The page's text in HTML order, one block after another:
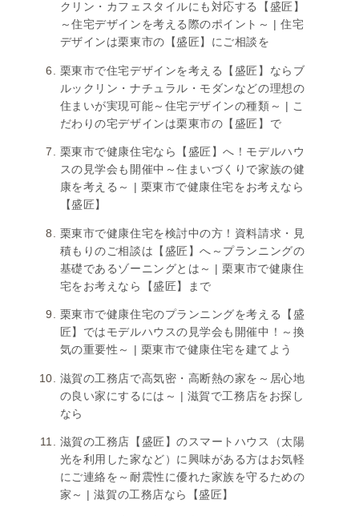
クリン・カフェスタイルにも対応する【盛匠】
～住宅デザインを考える際のポイント～ | 住宅
デザインは栗東市の【盛匠】にご相談を
栗東市で住宅デザインを考える【盛匠】ならブ
ルックリン・ナチュラル・モダンなどの理想の
住まいが実現可能～住宅デザインの種類～ | こ
だわりの宅デザインは栗東市の【盛匠】で
栗東市で健康住宅なら【盛匠】へ！モデルハウ
スの見学会も開催中～住まいづくりで家族の健
康を考える～ | 栗東市で健康住宅をお考えなら
【盛匠】
栗東市で健康住宅を検討中の方！資料請求・見
積もりのご相談は【盛匠】へ～プランニングの
基礎であるゾーニングとは～ | 栗東市で健康住
宅をお考えなら【盛匠】まで
栗東市で健康住宅のプランニングを考える【盛
匠】ではモデルハウスの見学会も開催中！～換
気の重要性～ | 栗東市で健康住宅を建てよう
滋賀の工務店で高気密・高断熱の家を～居心地
の良い家にするには～ | 滋賀で工務店をお探し
なら
滋賀の工務店【盛匠】のスマートハウス（太陽
光を利用した家など）に興味がある方はお気軽
にご連絡を～耐震性に優れた家族を守るための
家～ | 滋賀の工務店なら【盛匠】